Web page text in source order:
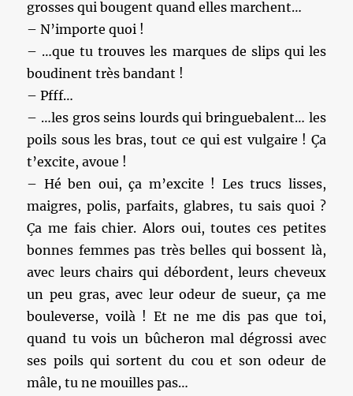
grosses qui bougent quand elles marchent…
– N’importe quoi !
– …que tu trouves les marques de slips qui les
boudinent très bandant !
– Pfff…
– …les gros seins lourds qui bringuebalent… les
poils sous les bras, tout ce qui est vulgaire ! Ça
t’excite, avoue !
– Hé ben oui, ça m’excite ! Les trucs lisses,
maigres, polis, parfaits, glabres, tu sais quoi ?
Ça me fais chier. Alors oui, toutes ces petites
bonnes femmes pas très belles qui bossent là,
avec leurs chairs qui débordent, leurs cheveux
un peu gras, avec leur odeur de sueur, ça me
bouleverse, voilà ! Et ne me dis pas que toi,
quand tu vois un bûcheron mal dégrossi avec
ses poils qui sortent du cou et son odeur de
mâle, tu ne mouilles pas…